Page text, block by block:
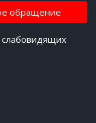
слабовидящих
обращение